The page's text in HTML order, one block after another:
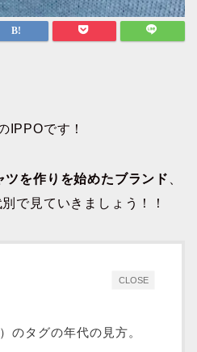
IPPOです！
ツを作りを始めたブランド
で見ていきましょう！！
CLOSE
のタグの年代の見方。